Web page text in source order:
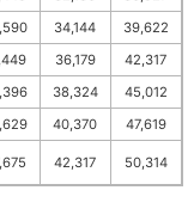
34,144 39,622
36,179 42,317
38,324 45,012
40,370 47,619
42,317 50,314